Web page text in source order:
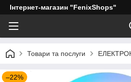
Інтернет-магазин "FenixShops"
Товари та послуги
–22%